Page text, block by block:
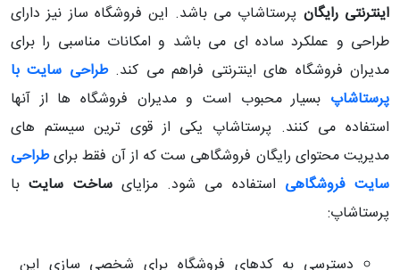
اینترنتی رایگان پرستاشاپ می باشد. این فروشگاه ساز نیز دارای
طراحی و عملکرد ساده ای می باشد و امکانات مناسبی را برای
مدیران فروشگاه های اینترنتی فراهم می کند.طراحی سایت با
پرستاشاپ بسیار محبوب است و مدیران فروشگاه ها از آنها
استفاده می کنند. پرستاشاپ یکی از قوی ترین سیستم های
مدیریت محتوای رایگان فروشگاهی ست که از آن فقط برایطراحی
سایت فروشگاهی استفاده می شود. مزایایساخت سایتبا
پرستاشاپ:
دسترسی به کدهای فروشگاه برای شخصی سازی اپن